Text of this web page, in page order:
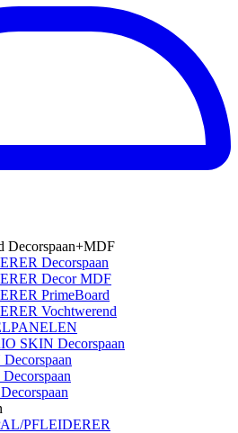
Decorspaan+MDF
Decorspaan
Decor MDF
PrimeBoard
Vochtwerend
SKIN Decorspaan
PFLEIDERER